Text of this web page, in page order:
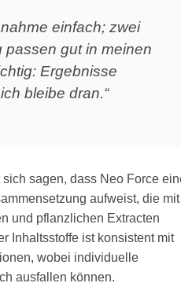
einfach; zwei
passen gut in meinen
Ergebnisse
bleibe dran.“
sagen, dass Neo Force
aufweist, die mit
und pflanzlichen Extracten
Inhaltsstoffe ist konsistent mit
wobei individuelle
ausfallen können.